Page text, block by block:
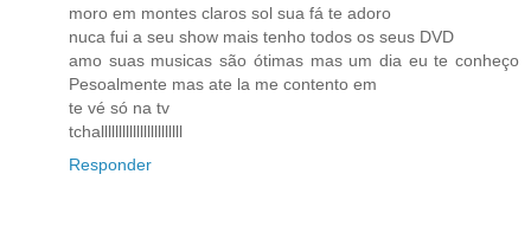
moro em montes claros sol sua fá te adoro
nuca fui a seu show mais tenho todos os seus DVD
amo suas musicas são ótimas mas um dia eu te conheço
Pesoalmente mas ate la me contento em
te vé só na tv
tchalllllllllllllllllllllll
Responder